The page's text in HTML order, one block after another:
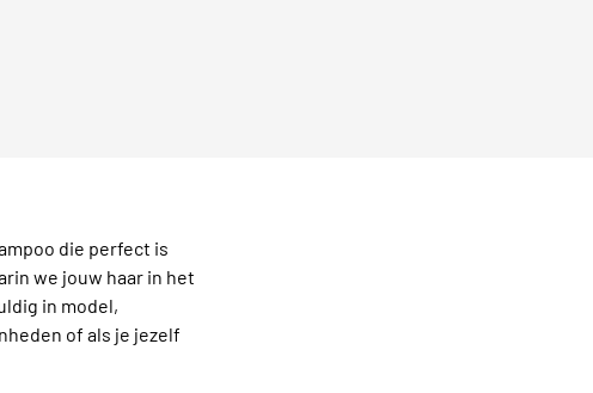
die perfect is
we jouw haar in het
in model,
of als je jezelf